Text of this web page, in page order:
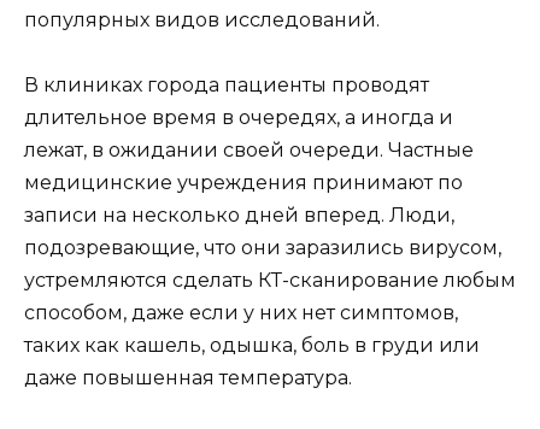
популярных видов исследований.
В клиниках города пациенты проводят
длительное время в очередях, а иногда и
лежат, в ожидании своей очереди. Частные
медицинские учреждения принимают по
записи на несколько дней вперед. Люди,
подозревающие, что они заразились вирусом,
устремляются сделать КТ-сканирование любым
способом, даже если у них нет симптомов,
таких как кашель, одышка, боль в груди или
даже повышенная температура.